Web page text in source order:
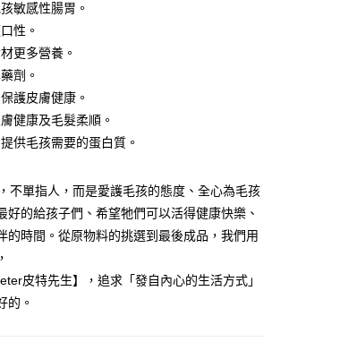
含以上)免運費
敏感性腸胃。
性。
更多營養。
劑。
護皮膚健康。
健康及毛髮柔順。
供毛孩需要的蛋白質。
不單指人，而是愛護毛孩的態度、全心為毛孩
好的給孩子們、希望牠們可以活得健康快樂、
的時間。從原物料的挑選到最後成品，我們用
皮特先生】，追求「發自內心的生活方式」
的。